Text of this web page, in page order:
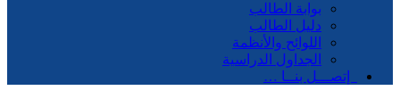
بوابة الطالب
دليل الطالب
اللوائح والأنظمة
الجداول الدراسية
بنــا …